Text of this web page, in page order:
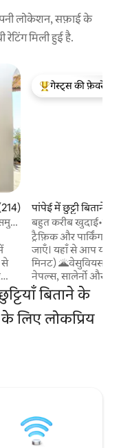
लोकेशन, सफ़ाई के
मिली हुई है.
5 में से 4.94, 214 समीक्षाएँ
से
की
गेस्ट्स का टॉप फ़ेवरेट
गेस्ट्स की फ़ेवरेट
पांपेई में छुट्टी बिताने
बहुत करीब खुदाई•मुफ्त
ट्रैफ़िक और पार्किंग
जाएँ। यहाँ से आप यहाँ
मिनट) 🌋वेसुवियस के
नेपल्स, सालेर्नो और
(7 मिनट) 🚆 सोरेंटो के लिए रेलवे स्टेशन (10 मिनट)
🍝 सब कुछ बहुत करीब
सुपरमार्केट पूरा दिन
साफ़-सुथरे, शांत और
बिताने के
लिए लोकप्रिय